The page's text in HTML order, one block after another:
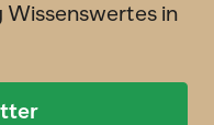
Wissenswertes in